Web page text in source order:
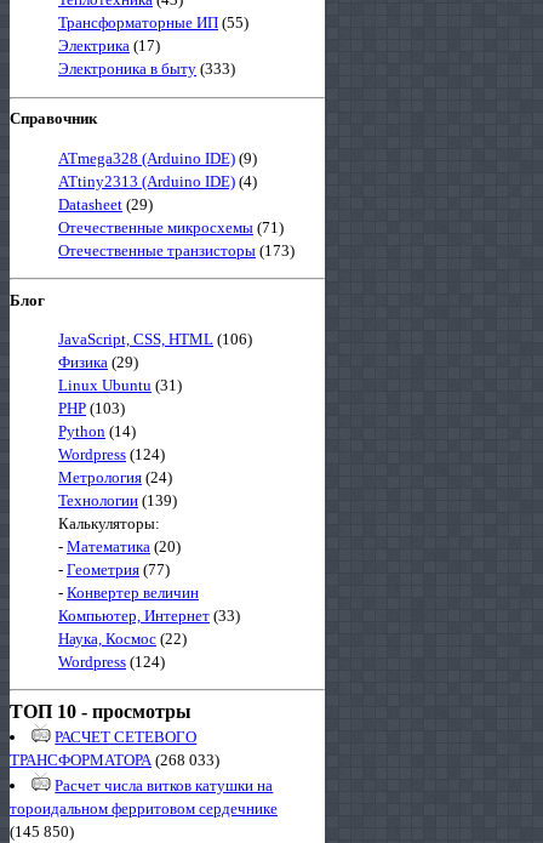
Трансформаторные ИП (55)
Электрика (17)
Электроника в быту (333)
Справочник
ATmega328 (Arduino IDE) (9)
ATtiny2313 (Arduino IDE) (4)
Datasheet (29)
Отечественные микросхемы (71)
Отечественные транзисторы (173)
Блог
JavaScript, CSS, HTML (106)
Физика (29)
Linux Ubuntu (31)
PHP (103)
Python (14)
Wordpress (124)
Метрология (24)
Технологии (139)
Калькуляторы:
- Математика (20)
- Геометрия (77)
- Конвертер величин
Компьютер, Интернет (33)
Наука, Космос (22)
Wordpress (124)
ТОП 10 - просмотры
РАСЧЕТ СЕТЕВОГО
ТРАНСФОРМАТОРА(268 033)
Расчет числа витков катушки на
тороидальном ферритовом сердечнике
(145 850)